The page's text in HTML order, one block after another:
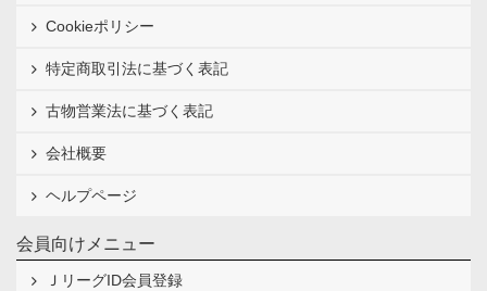
Cookieポリシー
特定商取引法に基づく表記
古物営業法に基づく表記
会社概要
ヘルプページ
会員向けメニュー
ＪリーグID会員登録